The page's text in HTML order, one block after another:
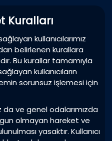
Kuralları
kullanıcılarımız
belirlenen kurallara
Bu kurallar tamamıyla
kullanıcıların
sorunsuz işlemesi için
da ve genel odalarımızda
olmayan hareket ve
yasaktır. Kullanıcı